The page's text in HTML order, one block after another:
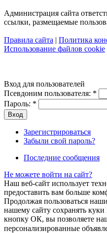
Администрация сайта
ссылки, размещаемые
Правила сайта | Политика
Использование файлов cookie
Вход для пользователей
Псевдоним пользователя: *
Пароль: *
Зарегистрироваться
Забыли свой пароль?
Последние сообщения
Не можете войти на сайт?
Наш веб-сайт использует
предоставить вам больше
Продолжая пользоваться
нашему сайту сохранять
кнопку ОК, вы позволяете
персонализированные